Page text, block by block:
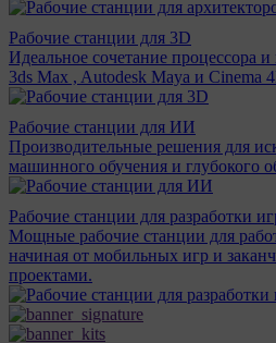
Рабочие станции для 3D
Идеальное сочетание процессора
3ds Max , Autodesk Maya и Cinema
Рабочие станции для ИИ
Производительные решения для
машинного обучения и глубокого
Рабочие станции для разработки
Мощные рабочие станции для
начиная от мобильных игр и
проектами.